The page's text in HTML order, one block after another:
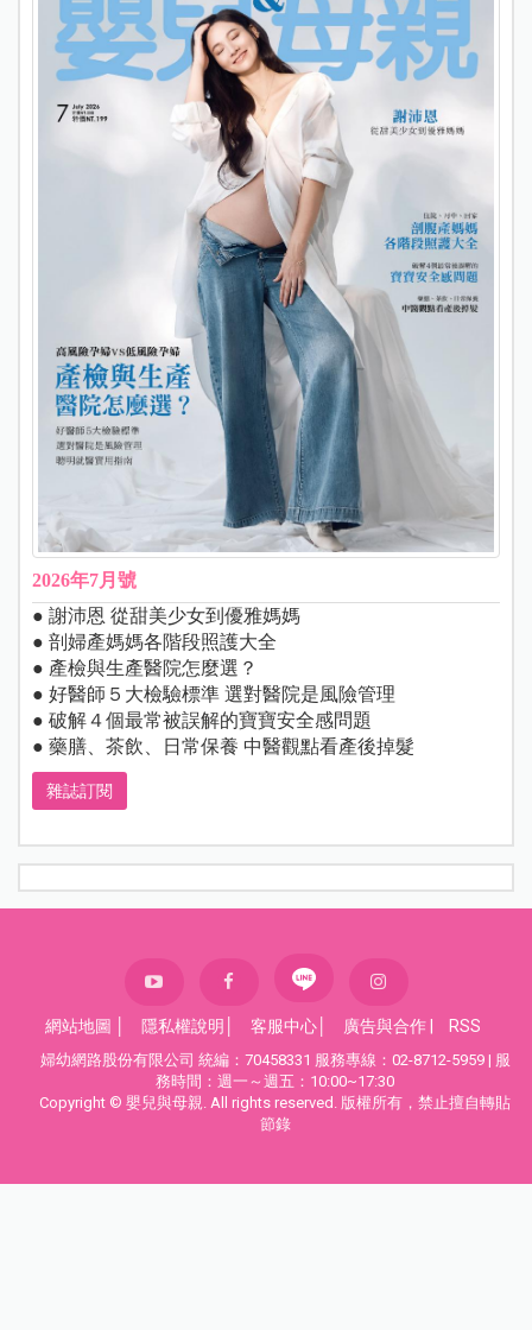
2026年7月號
● 謝沛恩 從甜美少女到優雅媽媽
● 剖婦產媽媽各階段照護大全
● 產檢與生產醫院怎麼選？
● 好醫師５大檢驗標準 選對醫院是風險管理
● 破解４個最常被誤解的寶寶安全感問題
● 藥膳、茶飲、日常保養 中醫觀點看產後掉髮
雜誌訂閱
網站地圖 隱私權說明 客服中心 廣告與合作 RSS
婦幼網路股份有限公司 統編：70458331 服務專線：02-8712-5959 | 服
務時間：週一～週五：10:00~17:30
Copyright © 嬰兒與母親. All rights reserved. 版權所有，禁止擅自轉貼
節錄